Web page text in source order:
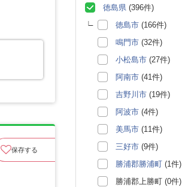
保存する
徳島県 (396件)
徳島市 (166件)
鳴門市 (32件)
小松島市 (27件)
阿南市 (41件)
吉野川市 (19件)
阿波市 (4件)
美馬市 (11件)
三好市 (9件)
勝浦郡勝浦町 (1件)
勝浦郡上勝町 (0件)